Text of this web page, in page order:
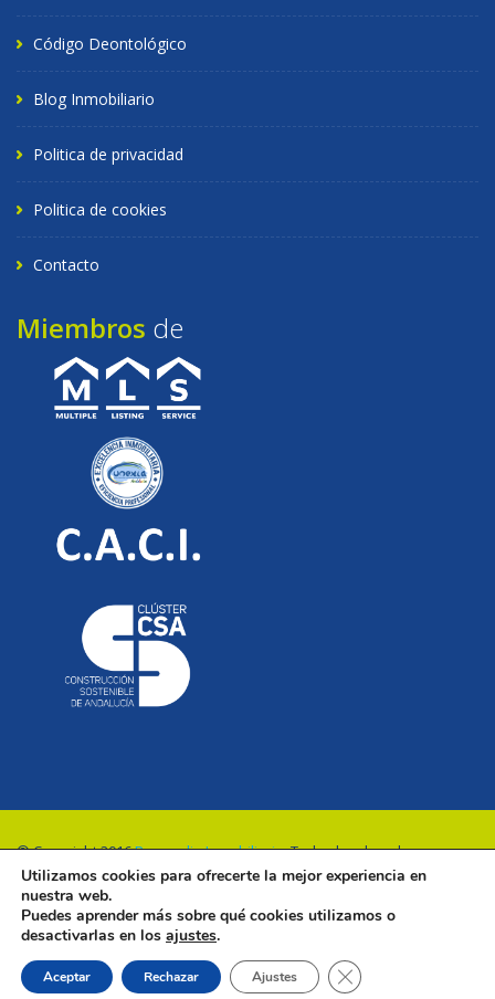
Código Deontológico
Blog Inmobiliario
Politica de privacidad
Politica de cookies
Contacto
Miembros de
© Copyright 2016Renovalia Inmobiliaria. Todos los derechos
reservados.
Utilizamos cookies para ofrecerte la mejor experiencia en
nuestra web.
Puedes aprender más sobre qué cookies utilizamos o
desactivarlas en los ajustes.
Aceptar Rechazar Ajustes Cerrar el banner de